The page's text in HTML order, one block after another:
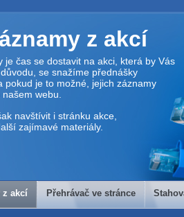
z akcí
je čas se dostavit na akci, která by Vás
se snažíme přednášky
pokud je to možné, jejich záznamy
webu.
navštívit i stránku akce,
zajímavé materiály.
ve stránce
z akcí Přehrávač ve stránce